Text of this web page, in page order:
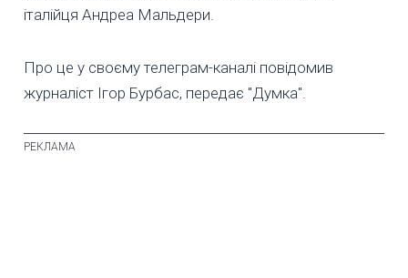
італійця Андреа Мальдери.
Про це у своєму телеграм-каналі повідомив
журналіст Ігор Бурбас, передає "Думка".